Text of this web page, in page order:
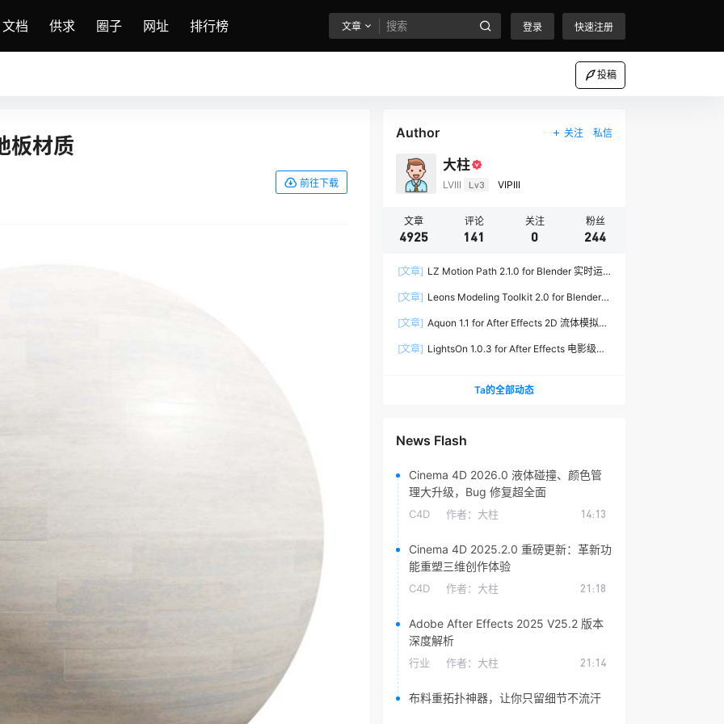
文档 供求 圈子 网址 排行榜 文章 登录 快速注册
投稿
板材质
前往下载
Author 关注 私信
大柱
LVIII Lv3 VIPIII
文章
4925
评论
141
关注
0
粉丝
244
[文章] LZ Motion Path 2.1.0 for Blender 实时运
[文章] Leons Modeling Toolkit 2.0 for Blender
[文章] Aquon 1.1 for After Effects 2D 流体模拟插
[文章] LightsOn 1.0.3 for After Effects 电影级镜
Ta的全部动态
News Flash
Cinema 4D 2026.0 液体碰撞、颜色管
理大升级，Bug 修复超全面
C4D 作者： 大柱 14:13
Cinema 4D 2025.2.0 重磅更新：革新功
能重塑三维创作体验
C4D 作者： 大柱 21:18
Adobe After Effects 2025 V25.2 版本
深度解析
行业 作者： 大柱 21:14
布料重拓扑神器，让你只留细节不流汗